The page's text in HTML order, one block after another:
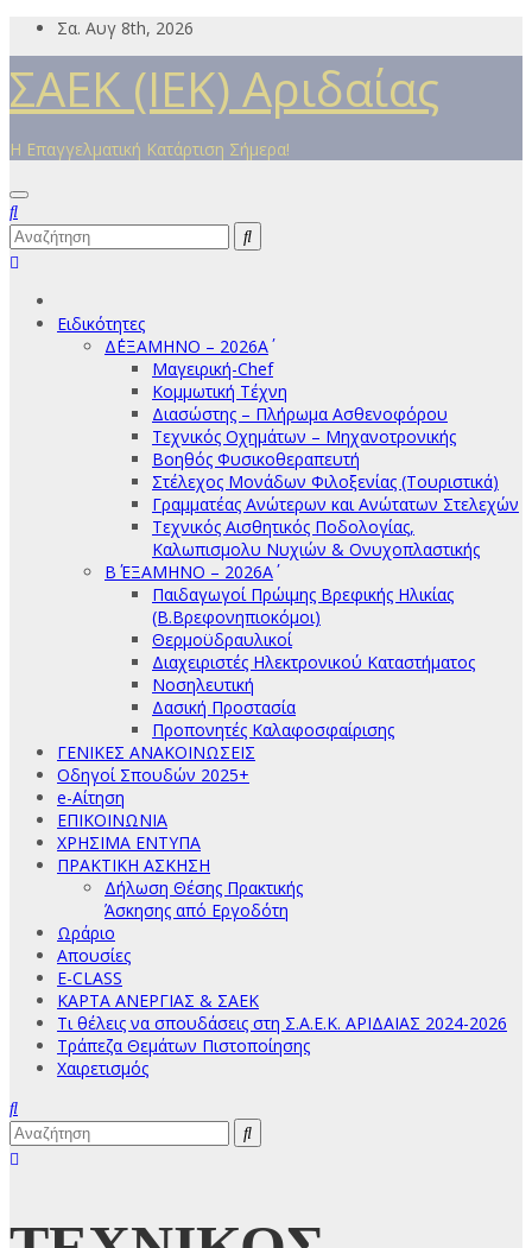
Μετάβαση
περιεχόμενο
Σα. Αυγ 8th, 2026
ΣΑΕΚ (ΙΕΚ) Αριδαίας
Η Επαγγελματική Κατάρτιση Σήμερα!
Ειδικότητες
Δ΄ΕΞΑΜΗΝΟ – 2026Α΄
Μαγειρική-Chef
Κομμωτική Τέχνη
Διασώστης – Πλήρωμα Ασθενοφόρου
Τεχνικός Οχημάτων – Μηχανοτρονικής
Βοηθός Φυσικοθεραπευτή
Στέλεχος Μονάδων Φιλοξενίας (Τουριστικά)
Γραμματέας Ανώτερων και Ανώτατων Στελεχών
Τεχνικός Αισθητικός Ποδολογίας,
Καλωπισμολυ Νυχιών & Ονυχοπλαστικής
Β΄ ΕΞΑΜΗΝΟ – 2026Α΄
Παιδαγωγοί Πρώιμης Βρεφικής Ηλικίας
(Β.Βρεφονηπιοκόμοι)
Θερμοϋδραυλικοί
Διαχειριστές Ηλεκτρονικού Καταστήματος
Νοσηλευτική
Δασική Προστασία
Προπονητές Καλαφοσφαίρισης
ΓΕΝΙΚΕΣ ΑΝΑΚΟΙΝΩΣΕΙΣ
Οδηγοί Σπουδών 2025+
e-Αίτηση
ΕΠΙΚΟΙΝΩΝΙΑ
ΧΡΗΣΙΜΑ ΕΝΤΥΠΑ
ΠΡΑΚΤΙΚΗ ΑΣΚΗΣΗ
Δήλωση Θέσης Πρακτικής
Άσκησης από Εργοδότη
Ωράριο
Απουσίες
E-CLASS
ΚΑΡΤΑ ΑΝΕΡΓΙΑΣ & ΣΑΕΚ
Τι θέλεις να σπουδάσεις στη Σ.Α.Ε.Κ. ΑΡΙΔΑΙΑΣ 2024-2026
Τράπεζα Θεμάτων Πιστοποίησης
Χαιρετισμός